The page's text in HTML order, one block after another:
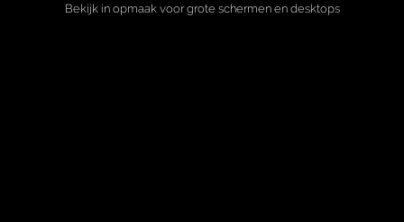
Bekijk in opmaak voor grote schermen en desktops